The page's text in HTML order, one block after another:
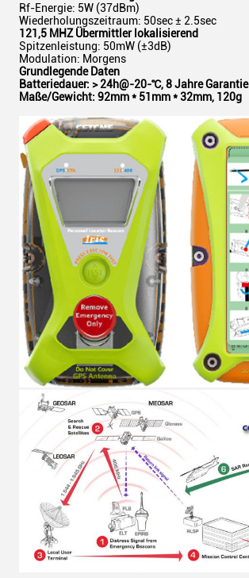
Rf-Energie: 5W (37dBm)
Wiederholungszeitraum: 50sec ± 2.5sec
121,5 MHZ Übermittler lokalisierend
Spitzenleistung: 50mW (±3dB)
Modulation: Morgens
Grundlegende Daten
Batteriedauer: > 24h@-20-℃, 8 Jahre Garantie
Maße/Gewicht: 92mm * 51mm * 32mm, 120g